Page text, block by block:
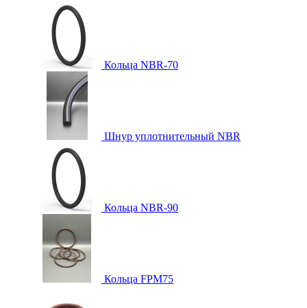
Кольца NBR-70
Шнур уплотнительный NBR
Кольца NBR-90
Кольца FPM75